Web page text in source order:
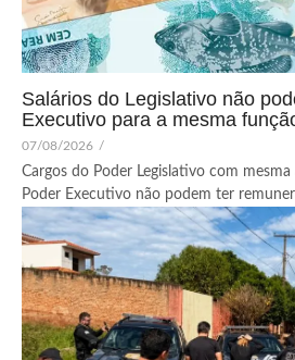
Salários do Legislativo não
Executivo para a mesma
07/08/2026 /
Cargos do Poder Legislativo com
Poder Executivo não podem ter